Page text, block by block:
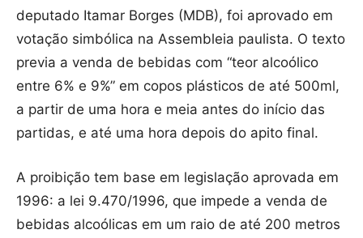
deputado Itamar Borges (MDB), foi aprovado em
votação simbólica na Assembleia paulista. O texto
previa a venda de bebidas com “teor alcoólico
entre 6% e 9%” em copos plásticos de até 500ml,
a partir de uma hora e meia antes do início das
partidas, e até uma hora depois do apito final.
A proibição tem base em legislação aprovada em
1996: a lei 9.470/1996, que impede a venda de
bebidas alcoólicas em um raio de até 200 metros